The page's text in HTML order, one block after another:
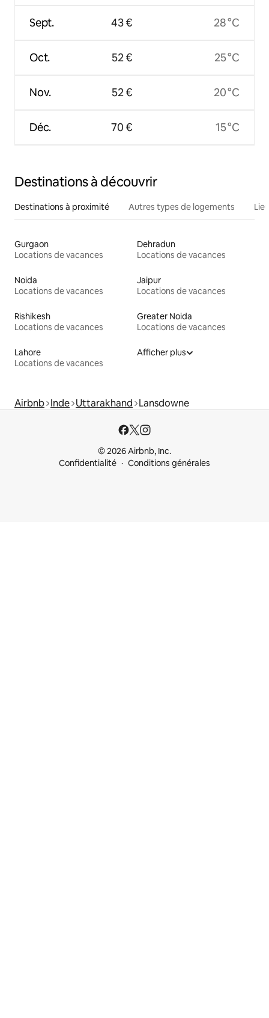
Sept.
Oct.
Nov.
Déc.
43 €
52 €
52 €
70 €
28 °C
25 °C
20 °C
15 °C
Destinations à découvrir
Destinations à proximité Autres types de logements
Gurgaon
Locations de vacances
Dehradun
Locations de vacances
Noida
Locations de vacances
Jaipur
Locations de vacances
Rishikesh
Locations de vacances
Greater Noida
Locations de vacances
Lahore
Locations de vacances
Afficher plus
Airbnb Inde Uttarakhand Lansdowne
© 2026 Airbnb, Inc.
Confidentialité
Conditions générales